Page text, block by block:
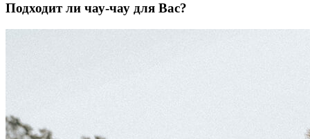
Подходит ли чау-чау для Вас?